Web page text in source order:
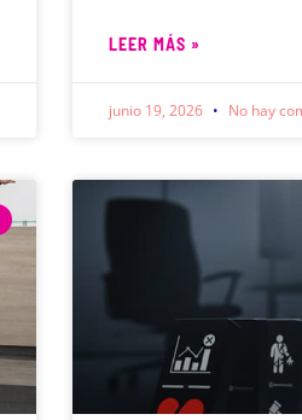
LEER MÁS »
junio 19, 2026 No hay